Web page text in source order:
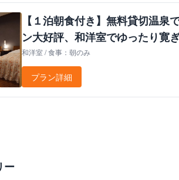
【１泊朝食付き】無料貸切温
ン大好評、和洋室でゆったり寛
和洋室 / 食事：朝のみ
プラン詳細
ー